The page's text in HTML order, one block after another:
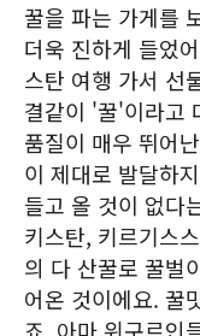
꿀을 파는 가게를
더욱 진하게 들었
스탄 여행 가서 선
결같이 '꿀'이라고
품질이 매우 뛰어
이 제대로 발달하
들고 올 것이 없다
키스탄, 키르기스
의 다 산꿀로 꿀벌
어온 것이에요. 꿀